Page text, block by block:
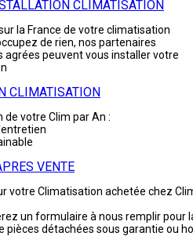
CLIMATISATION
la France de votre climatisation
de rien, nos partenaires
agrées peuvent vous installer votre
CLIMATISATION
de votre Clim par An :
VENTE
votre Climatisation achetée chez
un formulaire à nous remplir pour
pièces détachées sous garantie ou